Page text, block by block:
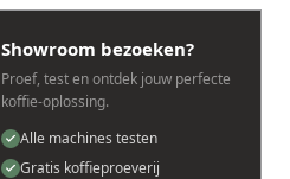
Showroom bezoeken?
Proef, test en ontdek jouw perfecte
koffie-oplossing.
Alle machines testen
Gratis koffieproeverij